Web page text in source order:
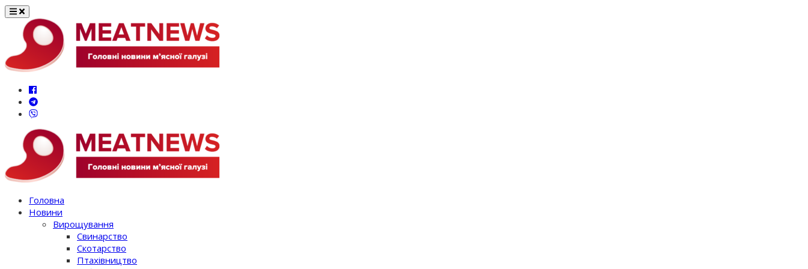
Перейти
вмісту
Головна
Новини
Вирощування
Свинарство
Скотарство
Птахівництво